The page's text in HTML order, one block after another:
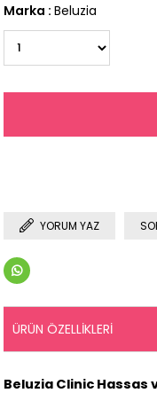
Marka : Beluzia
YORUM YAZ
ÜRÜN ÖZELLIKLERI
Beluzia Clinic Hassas